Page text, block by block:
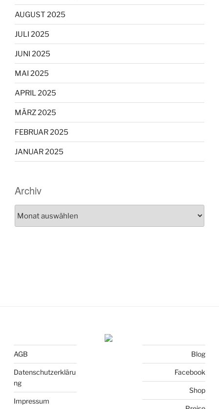
AUGUST 2025
JULI 2025
JUNI 2025
MAI 2025
APRIL 2025
MÄRZ 2025
FEBRUAR 2025
JANUAR 2025
Archiv
AGB
Datenschutzerkläru
ng
Impressum
Blog
Facebook
Shop